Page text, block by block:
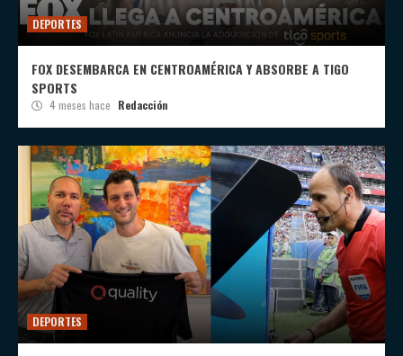
DEPORTES
FOX DESEMBARCA EN CENTROAMÉRICA Y ABSORBE A TIGO
SPORTS
4 meses hace Redacción
DEPORTES